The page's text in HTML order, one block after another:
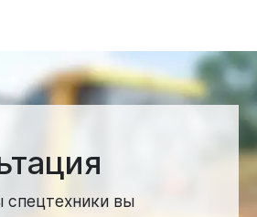
спецтехники вы